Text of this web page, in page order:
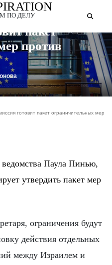
ПО ДЕЛУ
2025-09/20250708_gaf_u39_277_0.jpg?itok=s0E09-E6
пакет
против
готовит пакет ограничительных мер
ведомства Паула Пинью,
утвердить пакет мер
действия отдельных
между Израилем и